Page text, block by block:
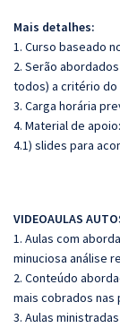
Mais detalhes:
1. Curso baseado
2. Serão
todos) a critério
3. Carga horária
4. Material de apoio:
4.1) slides para
VIDEOAULAS
1. Aulas com
minuciosa análise
2. Conteúdo
mais cobrados nas
3. Aulas